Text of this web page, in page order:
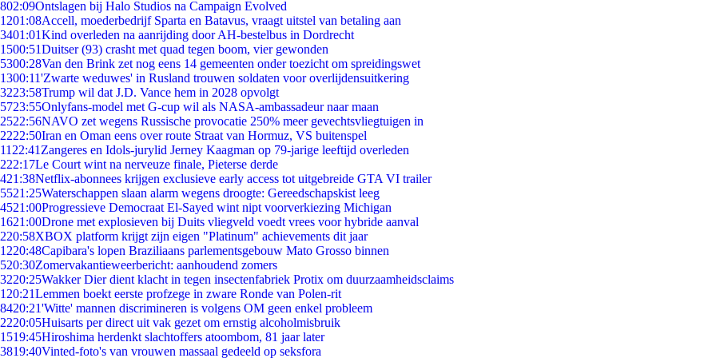
802:09Ontslagen bij Halo Studios na Campaign Evolved
1201:08Accell, moederbedrijf Sparta en Batavus, vraagt uitstel van betaling aan
3401:01Kind overleden na aanrijding door AH-bestelbus in Dordrecht
1500:51Duitser (93) crasht met quad tegen boom, vier gewonden
5300:28Van den Brink zet nog eens 14 gemeenten onder toezicht om spreidingswet
1300:11'Zwarte weduwes' in Rusland trouwen soldaten voor overlijdensuitkering
3223:58Trump wil dat J.D. Vance hem in 2028 opvolgt
5723:55Onlyfans-model met G-cup wil als NASA-ambassadeur naar maan
2522:56NAVO zet wegens Russische provocatie 250% meer gevechtsvliegtuigen in
2222:50Iran en Oman eens over route Straat van Hormuz, VS buitenspel
11 22:41 Zangeres en Idols-jurylid Jerney Kaagman op 79-jarige leeftijd overleden
222:17Le Court wint na nerveuze finale, Pieterse derde
421:38Netflix-abonnees krijgen exclusieve early access tot uitgebreide GTA VI trailer
5521:25Waterschappen slaan alarm wegens droogte: Gereedschapskist leeg
4521:00Progressieve Democraat El-Sayed wint nipt voorverkiezing Michigan
1621:00Drone met explosieven bij Duits vliegveld voedt vrees voor hybride aanval
220:58XBOX platform krijgt zijn eigen "Platinum" achievements dit jaar
1220:48Capibara's lopen Braziliaans parlementsgebouw Mato Grosso binnen
520:30Zomervakantieweerbericht: aanhoudend zomers
3220:25Wakker Dier dient klacht in tegen insectenfabriek Protix om duurzaamheidsclaims
1 20:21Lemmen boekt eerste profzege in zware Ronde van Polen-rit
8420:21'Witte' mannen discrimineren is volgens OM geen enkel probleem
2220:05Huisarts per direct uit vak gezet om ernstig alcoholmisbruik
1519:45Hiroshima herdenkt slachtoffers atoombom, 81 jaar later
3819:40Vinted-foto's van vrouwen massaal gedeeld op seksfora